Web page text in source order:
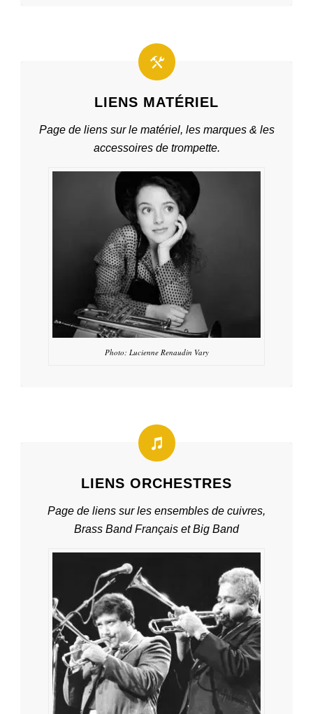
LIENS MATÉRIEL
Page de liens sur le matériel, les marques & les
accessoires de trompette.
Photo: Lucienne Renaudin Vary
LIENS ORCHESTRES
Page de liens sur les ensembles de cuivres,
Brass Band Français et Big Band